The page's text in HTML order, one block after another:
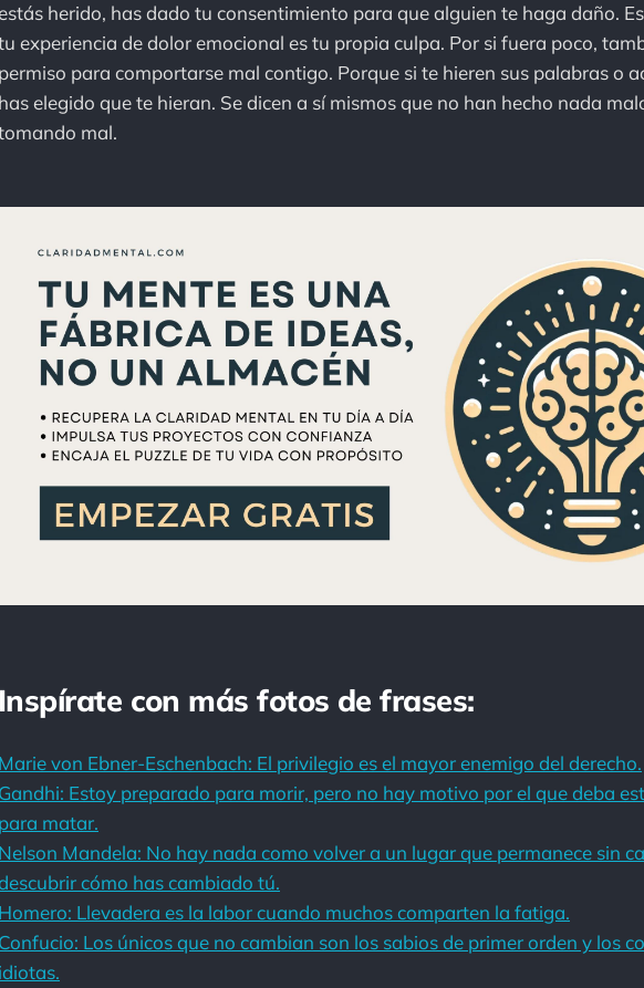
herido, has dado tu consentimiento para que alguien te haga daño.
experiencia de dolor emocional es tu propia culpa. Por si fuera poco,
permiso para comportarse mal contigo. Porque si te hieren sus palabras o
has elegido que te hieran. Se dicen a sí mismos que no han hecho nada
mal.
Inspírate con más fotos de frases:
Marie von Ebner-Eschenbach: El privilegio es el mayor enemigo del derecho.
Gandhi: Estoy preparado para morir, pero no hay motivo por el que deba
para matar.
Nelson Mandela: No hay nada como volver a un lugar que permanece sin
cómo has cambiado tú.
Homero: Llevadera es la labor cuando muchos comparten la fatiga.
Confucio: Los únicos que no cambian son los sabios de primer orden y los
idiotas.